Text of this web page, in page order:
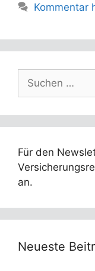
Kommentar
nach:
Für den
an.
Neueste